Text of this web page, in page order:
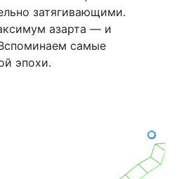
затягивающими.
азарта — и
самые
эпохи.